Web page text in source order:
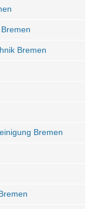
Bremen
Bremen